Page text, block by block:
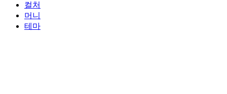
컬처
머니
테마